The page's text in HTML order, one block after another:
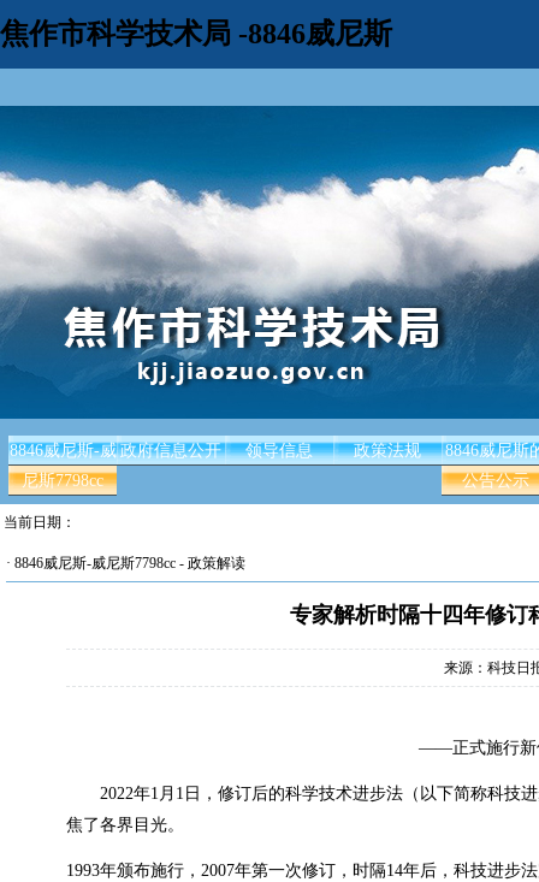
焦作市科学技术局 -8846威尼斯
8846威尼斯-威
尼斯7798cc
政府信息公开 领导信息 政策法规
8846威尼斯
公告公示
当前日期：
· 8846威尼斯-威尼斯7798cc - 政策解读
专家解析时隔十四年修订
来源：科技
——正式施行新
2022年1 月 1 日，修订后的科学技术进步法（以下简称科技
焦了各界目光。
1993年颁布施行， 2007年第一次修订，时隔14年后，科技进步